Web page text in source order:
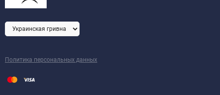
Политика персональных данных